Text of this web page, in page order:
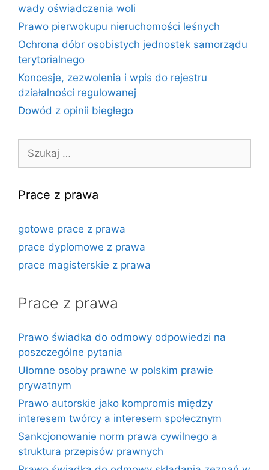
wady oświadczenia woli
Prawo pierwokupu nieruchomości leśnych
Ochrona dóbr osobistych jednostek samorządu
terytorialnego
Koncesje, zezwolenia i wpis do rejestru
działalności regulowanej
Dowód z opinii biegłego
Prace z prawa
gotowe prace z prawa
prace dyplomowe z prawa
prace magisterskie z prawa
Prace z prawa
Prawo świadka do odmowy odpowiedzi na
poszczególne pytania
Ułomne osoby prawne w polskim prawie
prywatnym
Prawo autorskie jako kompromis między
interesem twórcy a interesem społecznym
Sankcjonowanie norm prawa cywilnego a
struktura przepisów prawnych